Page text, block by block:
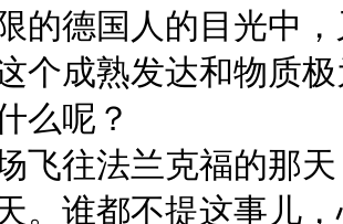
的德国人的目光中
个成熟发达和物质
么呢？
飞往法兰克福的那
。谁都不提这事儿